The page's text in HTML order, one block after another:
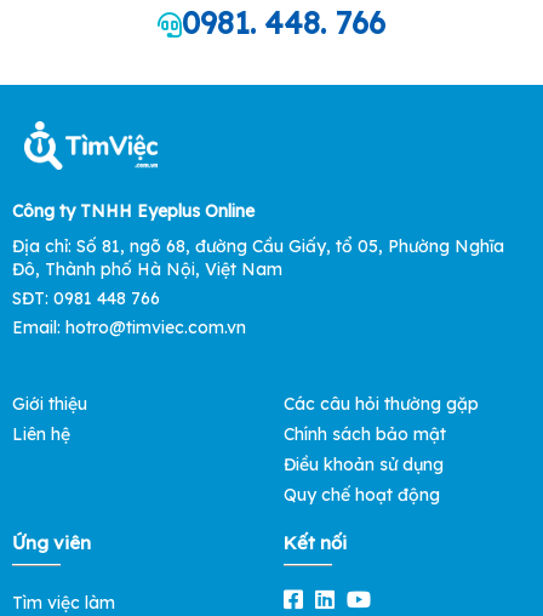
0981. 448. 766
Công ty TNHH Eyeplus Online
Địa chỉ: Số 81, ngõ 68, đường Cầu Giấy, tổ 05, Phường Nghĩa
Đô, Thành phố Hà Nội, Việt Nam
SĐT: 0981 448 766
Email: hotro@timviec.com.vn
Giới thiệu
Liên hệ
Các câu hỏi thường gặp
Chính sách bảo mật
Điều khoản sử dụng
Quy chế hoạt động
Ứng viên
Tìm việc làm
Kết nối